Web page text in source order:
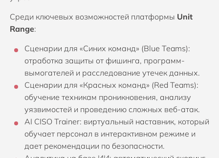
Среди ключевых возможностей платформы Unit
Range:
Сценарии для «Синих команд» (Blue Teams):
отработка защиты от фишинга, программ-
вымогателей и расследование утечек данных.
Сценарии для «Красных команд» (Red Teams):
обучение техникам проникновения, анализу
уязвимостей и проведению сложных веб-атак.
AI CISO Trainer: виртуальный наставник, который
обучает персонал в интерактивном режиме и
дает рекомендации по безопасности.